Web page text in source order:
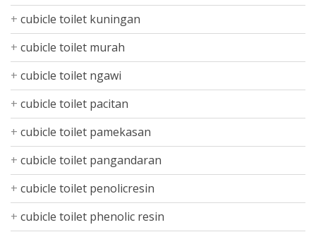
cubicle toilet kuningan
cubicle toilet murah
cubicle toilet ngawi
cubicle toilet pacitan
cubicle toilet pamekasan
cubicle toilet pangandaran
cubicle toilet penolicresin
cubicle toilet phenolic resin